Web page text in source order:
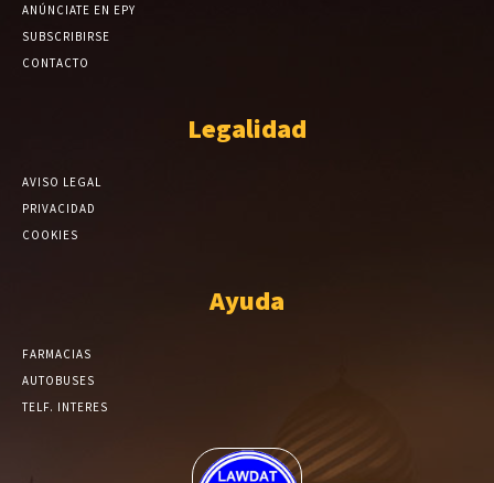
ANÚNCIATE EN EPY
SUBSCRIBIRSE
CONTACTO
Legalidad
AVISO LEGAL
PRIVACIDAD
COOKIES
Ayuda
FARMACIAS
AUTOBUSES
TELF. INTERES